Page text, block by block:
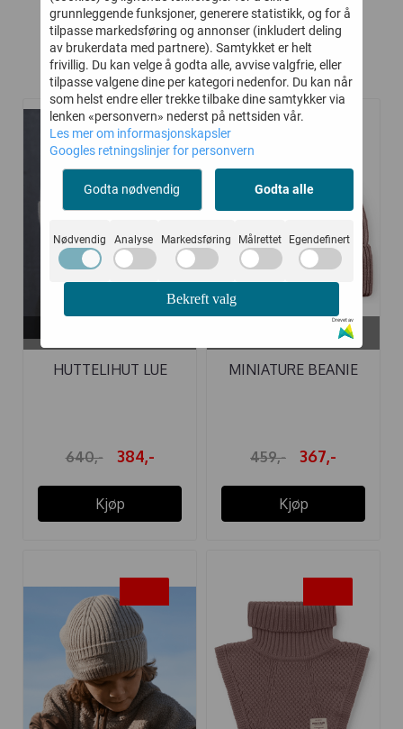
Relaterte produkter
-40%
HUTTELIHUT LUE
640,- 384,-
Kjøp
MINIATURE BEANIE
459,- 367,-
Kjøp
grunnleggende funksjoner, generere statistikk, og for å
tilpasse markedsføring og annonser (inkludert deling
av brukerdata med partnere). Samtykket er helt
frivillig. Du kan velge å godta alle, avvise valgfrie, eller
tilpasse valgene dine per kategori nedenfor. Du kan når
som helst endre eller trekke tilbake dine samtykker via
lenken «personvern» nederst på nettsiden vår.
Les mer om informasjonskapsler
Googles retningslinjer for personvern
Godta nødvendig Godta alle
Nødvendig Analyse Markedsføring Målrettet Egendefinert
Bekreft valg
Drevet av